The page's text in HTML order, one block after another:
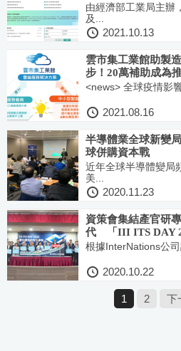
由經濟部工業局主辦
及...
2021.10.13
雲市集工業館助製
步！20萬補助成為
<news> 全球疫情影
2021.08.16
半導體業全球新變
球併購資本戰
近年全球半導體變局
美...
2020.11.23
資策會集結產官研
代 「III ITS DAY
方式
根據InterNations公司
2020.10.22
1 2 下